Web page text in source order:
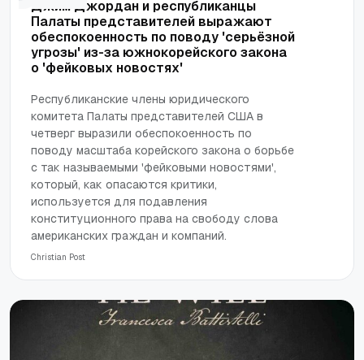
Джим Джордан и республиканцы
Палаты представителей выражают
обеспокоенность по поводу 'серьёзной
угрозы' из-за южнокорейского закона
о 'фейковых новостях'
Республиканские члены юридического
комитета Палаты представителей США в
четверг выразили обеспокоенность по
поводу масштаба корейского закона о борьбе
с так называемыми 'фейковыми новостями',
который, как опасаются критики,
используется для подавления
конституционного права на свободу слова
американских граждан и компаний.
Сhristian Post